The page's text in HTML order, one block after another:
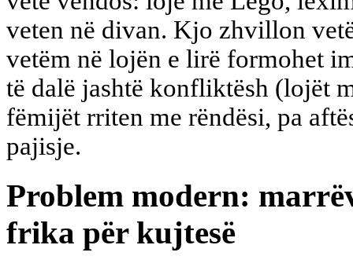
veten në divan. Kjo zhvillon
vetëm në lojën e lirë formohet
të dalë jashtë konfliktësh (lojët
fëmijët rriten me rëndësi, pa
pajisje.
Problem modern:
frika për kujtesë